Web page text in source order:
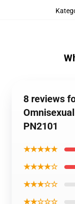
8 reviews
PN2101
★★★★★
★★★★☆
★★★☆☆
★★☆☆☆